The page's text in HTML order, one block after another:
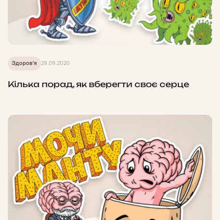
Здоров'я 29.09.2020
Кілька порад, як вберегти своє серце